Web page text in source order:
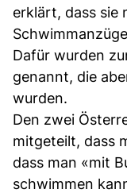
erklärt, dass sie
Dafür wurden
genannt, die
wurden.
Den zwei
mitgeteilt, dass
dass man «mit
schwimmen